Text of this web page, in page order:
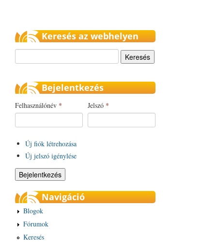
Keresés az webhelyen
Bejelentkezés
Felhasználónév * Jelszó *
Új fiók létrehozása
Új jelszó igénylése
Navigáció
Blogok
Fórumok
Keresés